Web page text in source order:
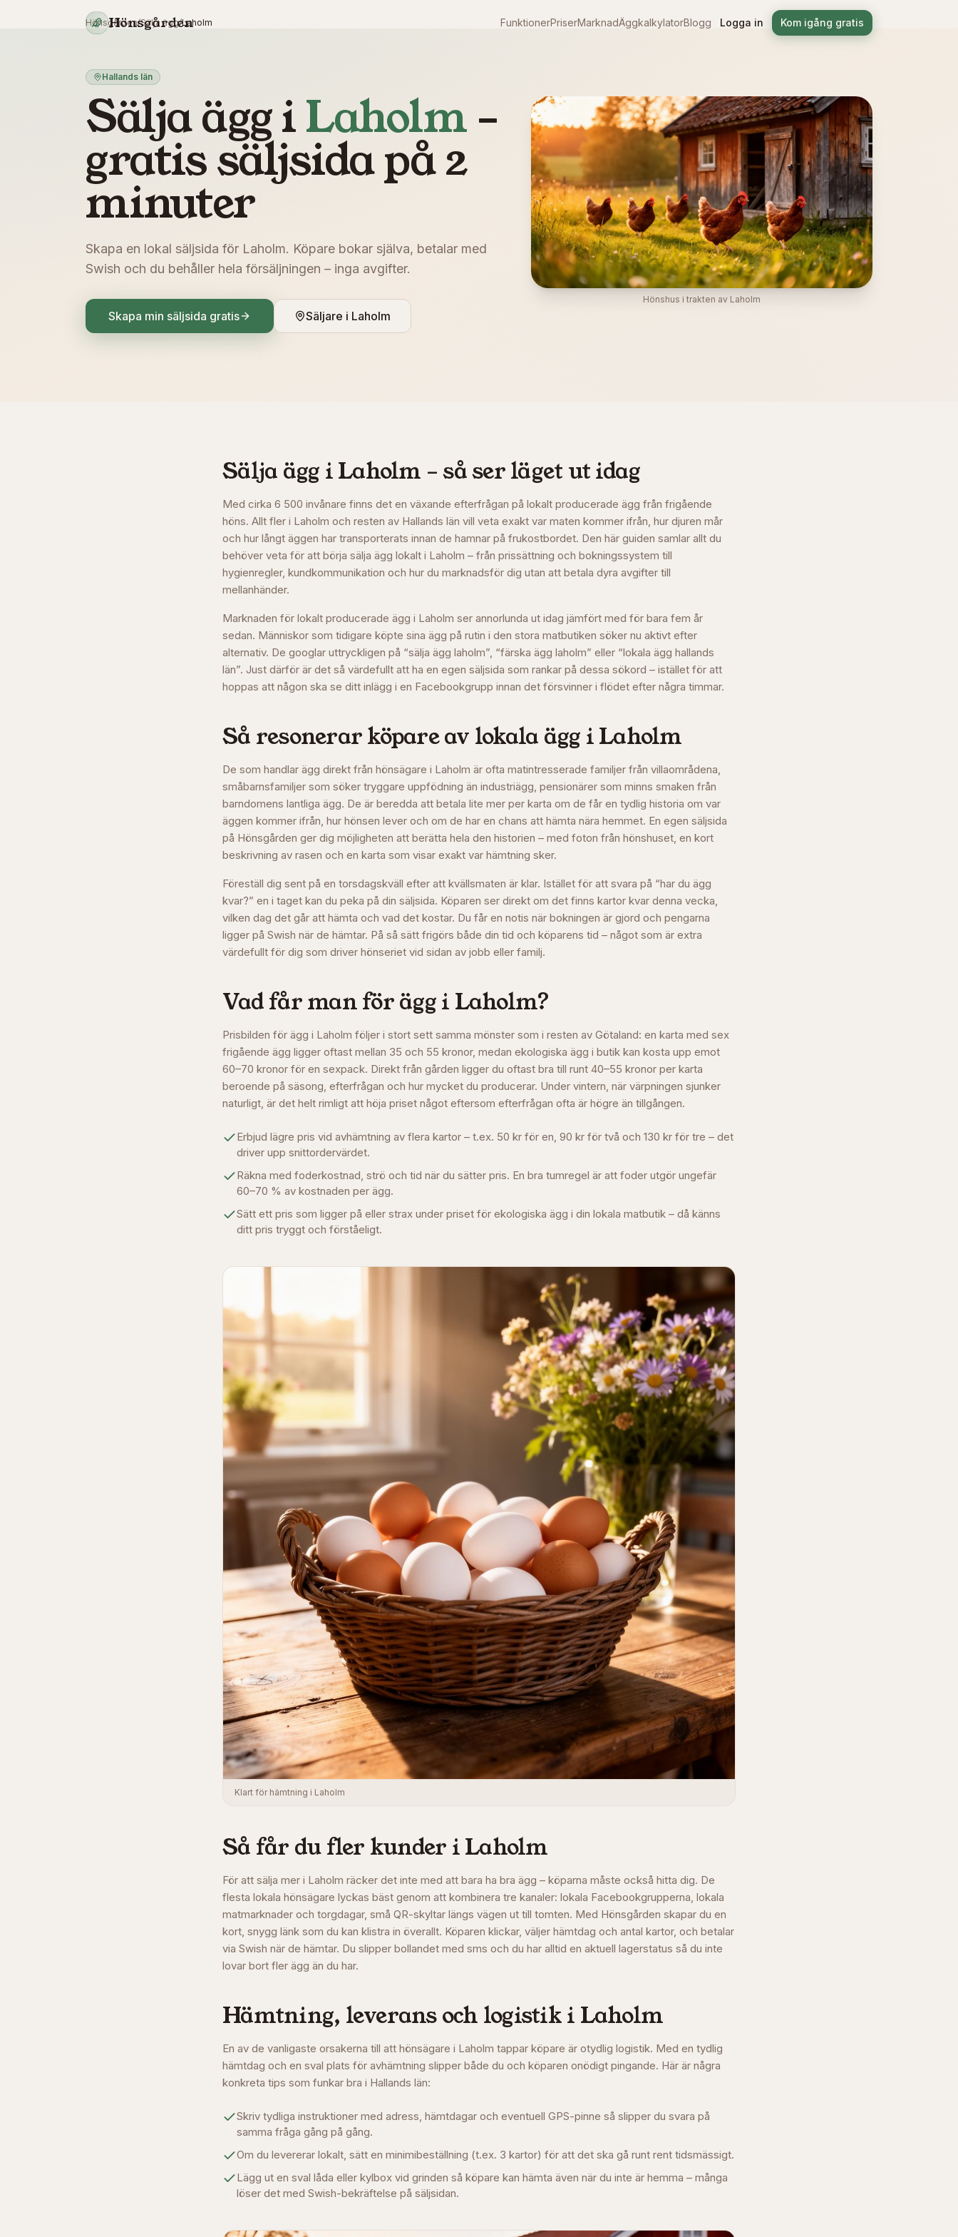
Hoppa till innehåll
Hönsgården FunktionerPriserMarknadÄggkalkylatorBlogg Logga in Kom igång gratis
Hönsgården/Sälja ägg/Laholm
Hallands län
Sälja ägg iLaholm–
gratis säljsida på 2
minuter
Skapa en lokal säljsida för Laholm. Köpare bokar själva, betalar med
Swish och du behåller hela försäljningen – inga avgifter.
Skapa min säljsida gratis Säljare i Laholm
Hönshus i trakten av Laholm
Sälja ägg iLaholm – så ser läget ut idag
Med cirka 6 500 invånare finns det en växande efterfrågan på lokalt producerade ägg från frigående
höns. Allt fler i Laholm och resten av Hallands län vill veta exakt var maten kommer ifrån, hur djuren mår
och hur långt äggen har transporterats innan de hamnar på frukostbordet. Den här guiden samlar allt du
behöver veta för att börja sälja ägg lokalt i Laholm – från prissättning och bokningssystem till
hygienregler, kundkommunikation och hur du marknadsför dig utan att betala dyra avgifter till
mellanhänder.
Marknaden för lokalt producerade ägg i Laholm ser annorlunda ut idag jämfört med för bara fem år
sedan. Människor som tidigare köpte sina ägg på rutin i den stora matbutiken söker nu aktivt efter
alternativ. De googlar uttryckligen på “sälja ägg laholm”, “färska ägg laholm” eller “lokala ägg hallands
län”. Just därför är det så värdefullt att ha en egen säljsida som rankar på dessa sökord – istället för att
hoppas att någon ska se ditt inlägg i en Facebookgrupp innan det försvinner i flödet efter några timmar.
Så resonerar köpare av lokala ägg iLaholm
De som handlar ägg direkt från hönsägare i Laholm är ofta matintresserade familjer från villaområdena,
småbarnsfamiljer som söker tryggare uppfödning än industriägg, pensionärer som minns smaken från
barndomens lantliga ägg. De är beredda att betala lite mer per karta om de får en tydlig historia om var
äggen kommer ifrån, hur hönsen lever och om de har en chans att hämta nära hemmet. En egen säljsida
på Hönsgården ger dig möjligheten att berätta hela den historien – med foton från hönshuset, en kort
beskrivning av rasen och en karta som visar exakt var hämtning sker.
Föreställ dig sent på en torsdagskväll efter att kvällsmaten är klar. Istället för att svara på “har du ägg
kvar?” en i taget kan du peka på din säljsida. Köparen ser direkt om det finns kartor kvar denna vecka,
vilken dag det går att hämta och vad det kostar. Du får en notis när bokningen är gjord och pengarna
ligger på Swish när de hämtar. På så sätt frigörs både din tid och köparens tid – något som är extra
värdefullt för dig som driver hönseriet vid sidan av jobb eller familj.
Vad får man för ägg i Laholm?
Prisbilden för ägg i Laholm följer i stort sett samma mönster som i resten av Götaland: en karta med sex
frigående ägg ligger oftast mellan 35 och 55 kronor, medan ekologiska ägg i butik kan kosta upp emot
60–70 kronor för en sexpack. Direkt från gården ligger du oftast bra till runt 40–55 kronor per karta
beroende på säsong, efterfrågan och hur mycket du producerar. Under vintern, när värpningen sjunker
naturligt, är det helt rimligt att höja priset något eftersom efterfrågan ofta är högre än tillgången.
Erbjud lägre pris vid avhämtning av flera kartor – t.ex. 50 kr för en, 90 kr för två och 130 kr för tre – det
driver upp snittordervärdet.
Räkna med foderkostnad, strö och tid när du sätter pris. En bra tumregel är att foder utgör ungefär
60–70 % av kostnaden per ägg.
Sätt ett pris som ligger på eller strax under priset för ekologiska ägg i din lokala matbutik – då känns
ditt pris tryggt och förståeligt.
Klart för hämtning i Laholm
Så får du fler kunder iLaholm
För att sälja mer i Laholm räcker det inte med att bara ha bra ägg – köparna måste också hitta dig. De
flesta lokala hönsägare lyckas bäst genom att kombinera tre kanaler: lokala Facebookgrupperna, lokala
matmarknader och torgdagar, små QR-skyltar längs vägen ut till tomten. Med Hönsgården skapar du en
kort, snygg länk som du kan klistra in överallt. Köparen klickar, väljer hämtdag och antal kartor, och betalar
via Swish när de hämtar. Du slipper bollandet med sms och du har alltid en aktuell lagerstatus så du inte
lovar bort fler ägg än du har.
Hämtning, leverans och logistik i Laholm
En av de vanligaste orsakerna till att hönsägare i Laholm tappar köpare är otydlig logistik. Med en tydlig
hämtdag och en sval plats för avhämtning slipper både du och köparen onödigt pingande. Här är några
konkreta tips som funkar bra i Hallands län:
Skriv tydliga instruktioner med adress, hämtdagar och eventuell GPS-pinne så slipper du svara på
samma fråga gång på gång.
Om du levererar lokalt, sätt en minimibeställning (t.ex. 3 kartor) för att det ska gå runt rent tidsmässigt.
Lägg ut en sval låda eller kylbox vid grinden så köpare kan hämta även när du inte är hemma – många
löser det med Swish-bekräftelse på säljsidan.